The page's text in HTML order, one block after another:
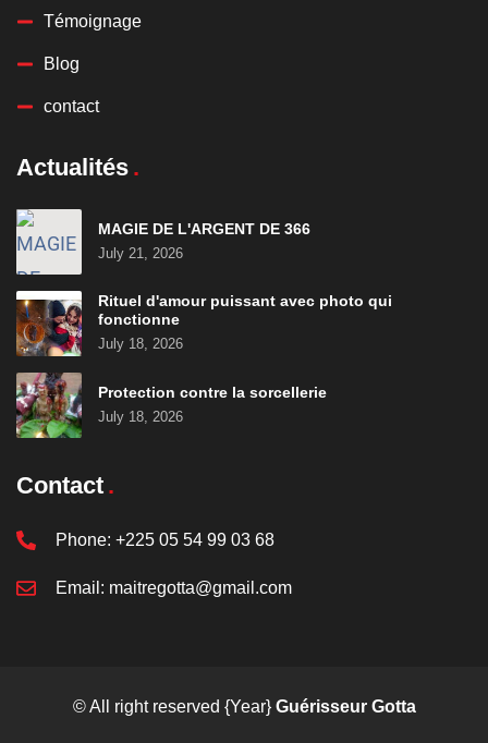
Témoignage
Blog
contact
Actualités
MAGIE DE L'ARGENT DE 366
July 21, 2026
Rituel d'amour puissant avec photo qui
fonctionne
July 18, 2026
Protection contre la sorcellerie
July 18, 2026
Contact
Phone: +225 05 54 99 03 68
Email: maitregotta@gmail.com
© All right reserved {Year} Guérisseur Gotta